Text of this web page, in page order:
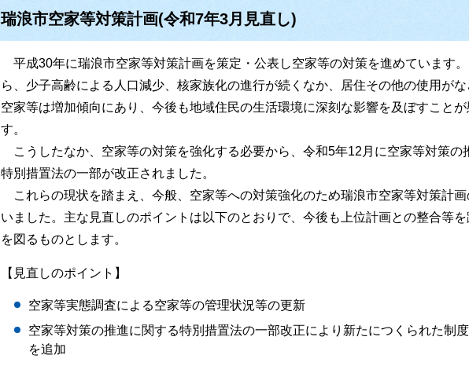
瑞浪市空家等対策計画(令和7年3月見直し)
平成30年に瑞浪市空家等対策計画を策定・公表し空家等の対策を進めています
ら、少子高齢による人口減少、核家族化の進行が続くなか、居住その他の使用が
空家等は増加傾向にあり、今後も地域住民の生活環境に深刻な影響を及ぼすことが
す。
こうしたなか、空家等の対策を強化する必要から、令和5年12月に空家等対策の
特別措置法の一部が改正されました。
これらの現状を踏まえ、今般、空家等への対策強化のため瑞浪市空家等対策計
いました。主な見直しのポイントは以下のとおりで、今後も上位計画との整合等
を図るものとします。
【見直しのポイント】
空家等実態調査による空家等の管理状況等の更新
空家等対策の推進に関する特別措置法の一部改正により新たにつくられた制
を追加